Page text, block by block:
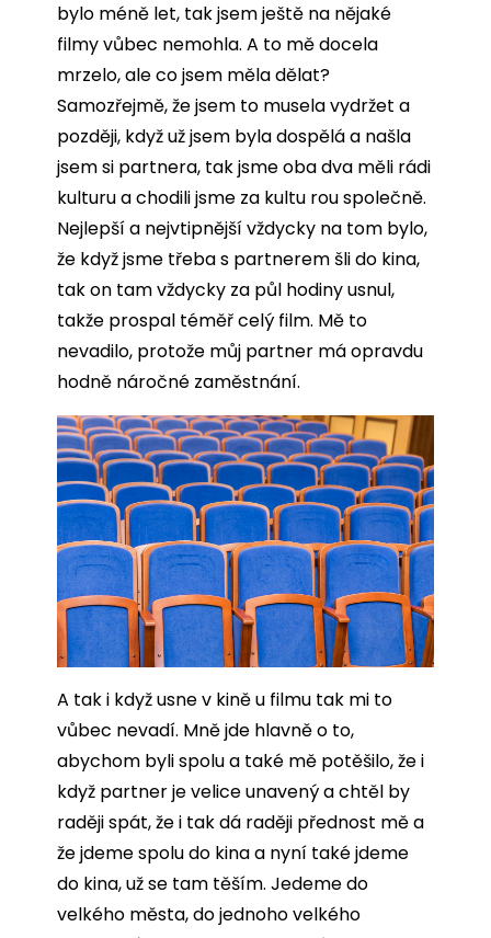
bylo méně let, tak jsem ještě na nějaké
filmy vůbec nemohla. A to mě docela
mrzelo, ale co jsem měla dělat?
Samozřejmě, že jsem to musela vydržet a
později, když už jsem byla dospělá a našla
jsem si partnera, tak jsme oba dva měli rádi
kulturu a chodili jsme za kultu rou společně.
Nejlepší a nejvtipnější vždycky na tom bylo,
že když jsme třeba s partnerem šli do kina,
tak on tam vždycky za půl hodiny usnul,
takže prospal téměř celý film. Mě to
nevadilo, protože můj partner má opravdu
hodně náročné zaměstnání.
A tak i když usne v kině u filmu tak mi to
vůbec nevadí. Mně jde hlavně o to,
abychom byli spolu a také mě potěšilo, že i
když partner je velice unavený a chtěl by
raději spát, že i tak dá raději přednost mě a
že jdeme spolu do kina a nyní také jdeme
do kina, už se tam těším. Jedeme do
velkého města, do jednoho velkého